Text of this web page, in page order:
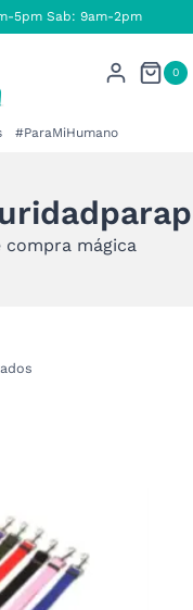
5pm Sab: 9am-2pm
0
#ParaMiHumano
compra mágica